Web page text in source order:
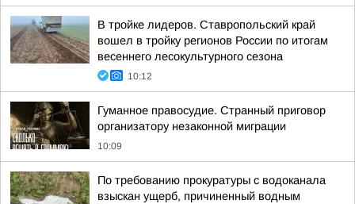
В тройке лидеров. Ставропольский край
вошел в тройку регионов России по итогам
весеннего лесокультурного сезона
10:12
Гуманное правосудие. Странный приговор
организатору незаконной миграции
10:09
По требованию прокуратуры с водоканала
взыскан ущерб, причиненный водным